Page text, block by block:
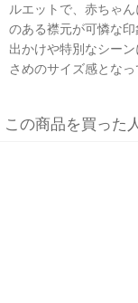
ルエットで、赤ちゃ
のある襟元が可憐な
出かけや特別なシー
さめのサイズ感となっ
この商品を買った